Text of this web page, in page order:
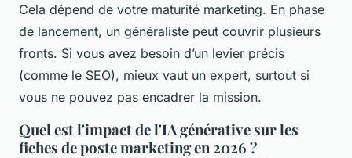
Cela dépend de votre maturité marketing. En phase
de lancement, un généraliste peut couvrir plusieurs
fronts. Si vous avez besoin d’un levier précis
(comme le SEO), mieux vaut un expert, surtout si
vous ne pouvez pas encadrer la mission.
Quel est l'impact de l'IA générative sur les
fiches de poste marketing en 2026 ?